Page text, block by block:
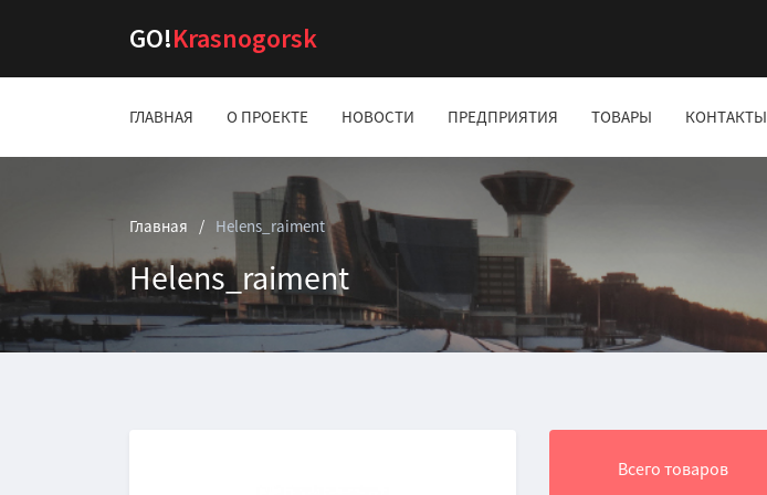
GO!Krasnogorsk
ГЛАВНАЯ О ПРОЕКТЕ НОВОСТИ ПРЕДПРИЯТИЯ ТОВАРЫ КОНТАКТЫ
Главная Нelens_raiment
Нelens_raiment
Всего товаров